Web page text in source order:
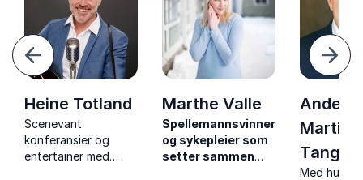
Heine Totland
Scenevant
konferansier og
entertainer med
Marthe Valle
Spellemannsvinner
og sykepleier som
setter sammen
Anders
Tangen
Med